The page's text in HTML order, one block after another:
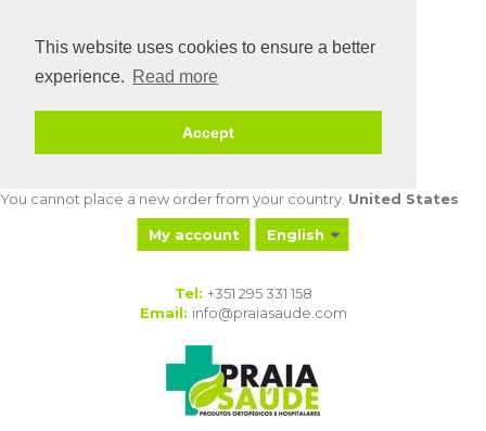
This website uses cookies to ensure a better
experience. Read more
Accept
You cannot place a new order from your country. United States
English
My account
merchandise
returns
My addresses
My personal
Tel: +351 295 331 158
Email: info@praiasaude.com